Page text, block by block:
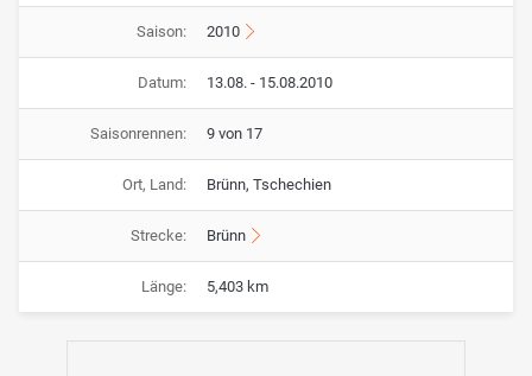
Saison: 2010
Datum: 13.08. - 15.08.2010
Saisonrennen: 9 von 17
Ort, Land: Brünn, Tschechien
Strecke: Brünn
Länge: 5,403 km